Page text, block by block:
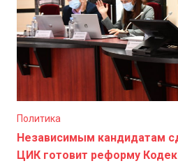
Политика
Независимым кандидатам
ЦИК готовит реформу